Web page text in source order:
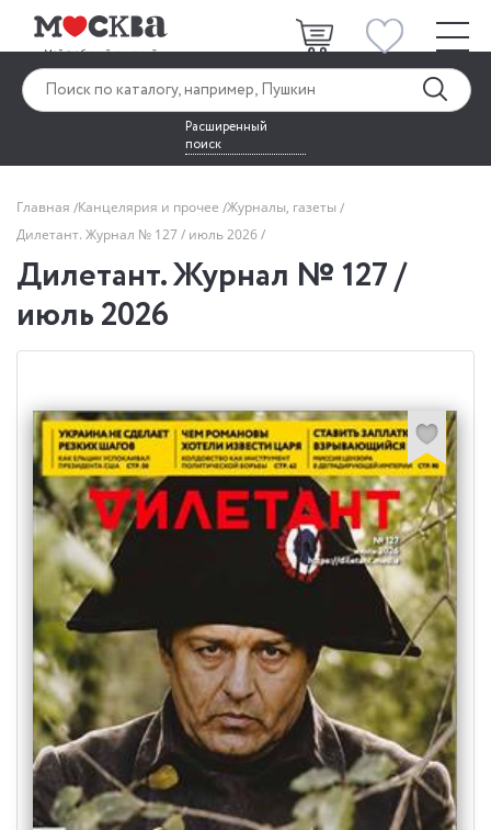
Расширенный
поиск
Главная Канцелярия и прочее Журналы, газеты
Дилетант. Журнал № 127 / июль 2026
Дилетант. Журнал № 127 /
июль 2026